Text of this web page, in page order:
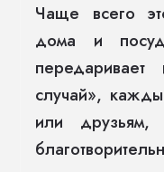
Чаще всего
дома и
случай»,
или